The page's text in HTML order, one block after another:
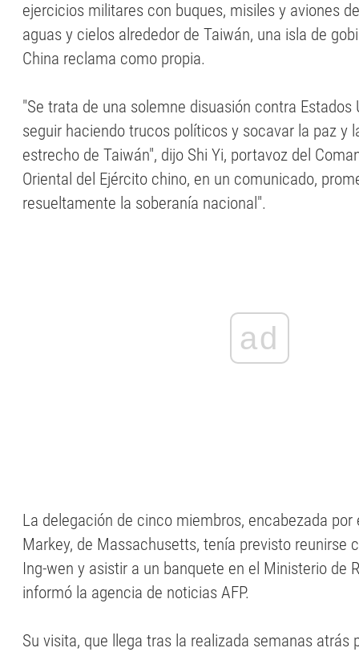
ejercicios militares con buques, misiles y aviones
aguas y cielos alrededor de Taiwán, una isla de
China reclama como propia.
"Se trata de una solemne disuasión contra Estados
seguir haciendo trucos políticos y socavar la paz y
estrecho de Taiwán", dijo Shi Yi, portavoz del
Oriental del Ejército chino, en un comunicado,
resueltamente la soberanía nacional".
ad
La delegación de cinco miembros, encabezada por
Markey, de Massachusetts, tenía previsto reunirse
Ing-wen y asistir a un banquete en el Ministerio de
informó la agencia de noticias AFP.
Su visita, que llega tras la realizada semanas atrás